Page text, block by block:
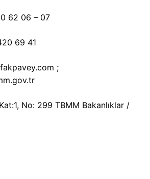
62 06 – 07
69 41
;
No: 299 TBMM Bakanlıklar /